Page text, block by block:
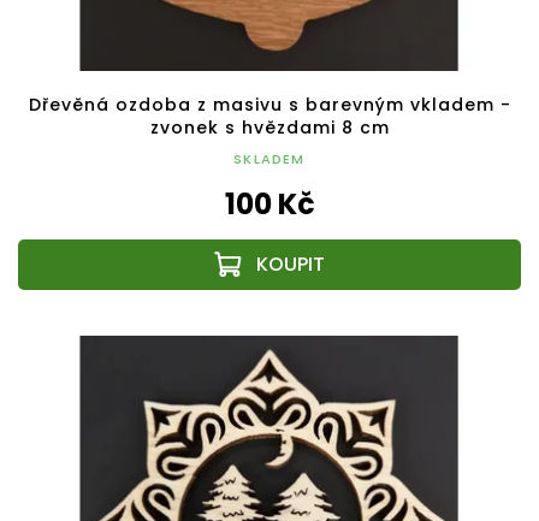
Dřevěná ozdoba z masivu s barevným vkladem -
zvonek s hvězdami 8 cm
SKLADEM
100 Kč